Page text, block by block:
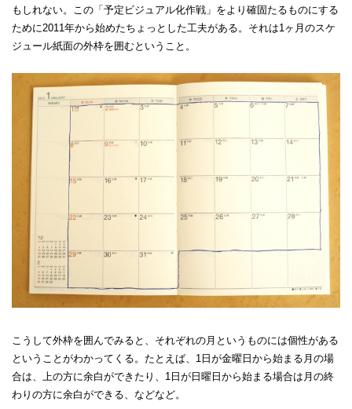
もしれない。この「予定ビジュアル化作戦」をより確固たるものにする
ために2011年から始めたちょっとした工夫がある。それは1ヶ月のスケ
ジュール紙面の外枠を囲むということ。
こうして外枠を囲んでみると、それぞれの月というものには個性がある
ということがわかってくる。たとえば、1日が金曜日から始まる月の場
合は、上の方に余白ができたり、1日が日曜日から始まる場合は月の終
わりの方に余白ができる、などなど。